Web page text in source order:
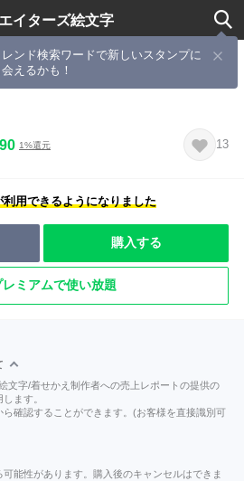
イターズ絵文字
レンド検索ワードで新しいスタンプに
えるかも！
プルでかわいい文字★【英数字
1%還元 13
用できるようになりました
購入する
レミアムで使い放題
文字/着せかえ制作者への売上レポートの提供の
ます。
確認することができます。(お客様を直接識別可
能性があります。購入後のキャンセルはできま